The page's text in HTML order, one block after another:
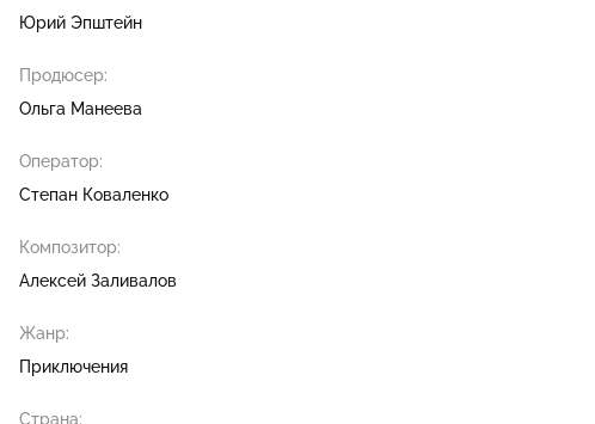
Юрий Эпштейн
Продюсер:
Ольга Манеева
Оператор:
Степан Коваленко
Композитор:
Алексей Заливалов
Жанр:
Приключения
Страна: